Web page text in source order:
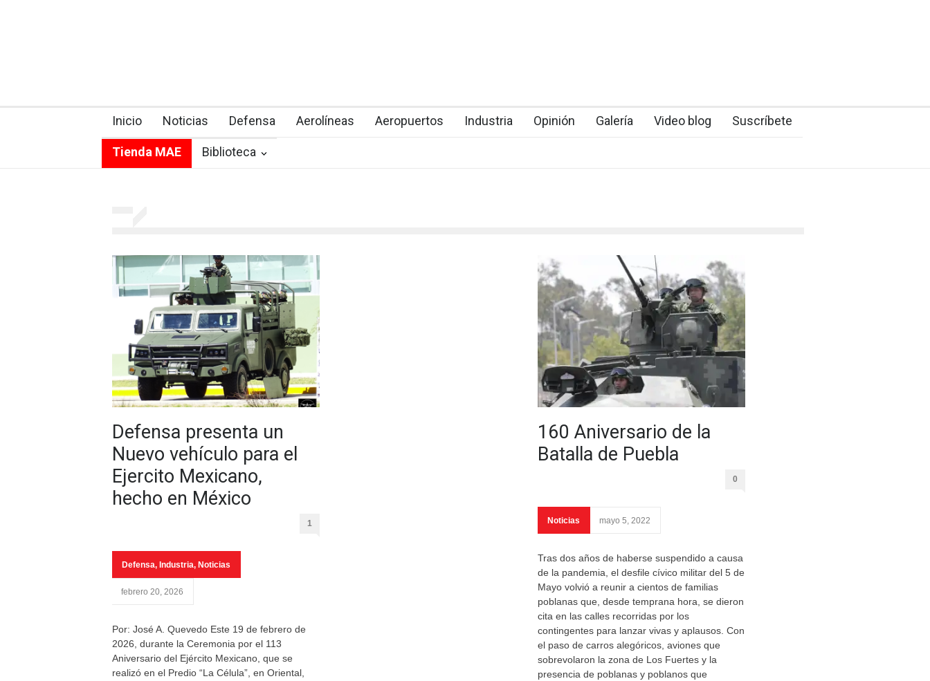
Inicio Noticias Defensa Aerolíneas Aeropuertos Industria Opinión Galería Video blog Suscríbete
Tienda MAE Biblioteca
Defensa presenta un
Nuevo vehículo para el
Ejercito Mexicano,
hecho en México
1
Defensa, Industria, Noticias
febrero 20, 2026
Por: José A. Quevedo Este 19 de febrero de
2026, durante la Ceremonia por el 113
Aniversario del Ejército Mexicano, que se
realizó en el Predio “La Célula”, en Oriental,
160 Aniversario de la
Batalla de Puebla
0
Noticias mayo 5, 2022
Tras dos años de haberse suspendido a causa
de la pandemia, el desfile cívico militar del 5 de
Mayo volvió a reunir a cientos de familias
poblanas que, desde temprana hora, se dieron
cita en las calles recorridas por los
contingentes para lanzar vivas y aplausos. Con
el paso de carros alegóricos, aviones que
sobrevolaron la zona de Los Fuertes y la
presencia de poblanas y poblanos que